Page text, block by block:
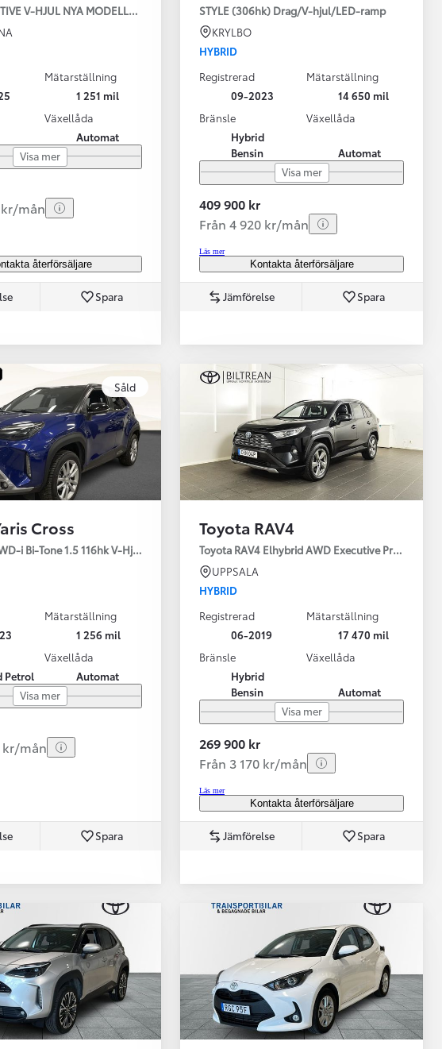
Vi har Sveriges mest nöjda
AWD EXECUTIVE V-HJUL NYA MODELLEN
Mätarställning
1 251 mil
Växellåda
Automat
Visa mer
kr/mån
återförsäljare
Spara
STYLE (306hk) Drag/V-hjul/LED-ramp
KRYLBO
HYBRID
Registrerad
09-2023
Mätarställning
14 650 mil
Bränsle
Hybrid
Bensin
Växellåda
Automat
Visa mer
409 900 kr
Från 4 920 kr/mån
Läs mer
Kontakta återförsäljare
Jämförelse Spara
Såld
Cross
i Bi-Tone 1.5 116hk V-Hjul Drag JBL
Mätarställning
1 256 mil
Petrol
Växellåda
Automat
Visa mer
kr/mån
Spara
Toyota RAV4
Toyota RAV4 Elhybrid AWD Executive Premium
UPPSALA
HYBRID
Registrerad
06-2019
Mätarställning
17 470 mil
Bränsle
Hybrid
Bensin
Växellåda
Automat
Visa mer
269 900 kr
Från 3 170 kr/mån
Läs mer
Kontakta återförsäljare
Jämförelse Spara